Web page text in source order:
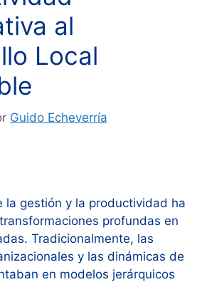
al
Local
Guido Echeverría
la gestión y la productividad ha
profundas en
Tradicionalmente, las
y las dinámicas de
en modelos jerárquicos